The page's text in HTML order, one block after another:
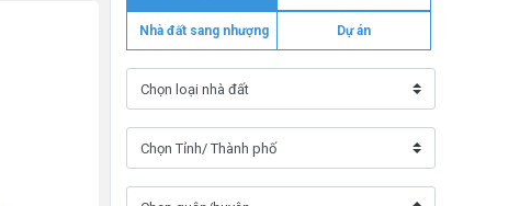
Nhà đất sang nhượng Dự án